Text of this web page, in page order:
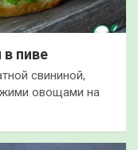
в пиве
свининой,
овощами на